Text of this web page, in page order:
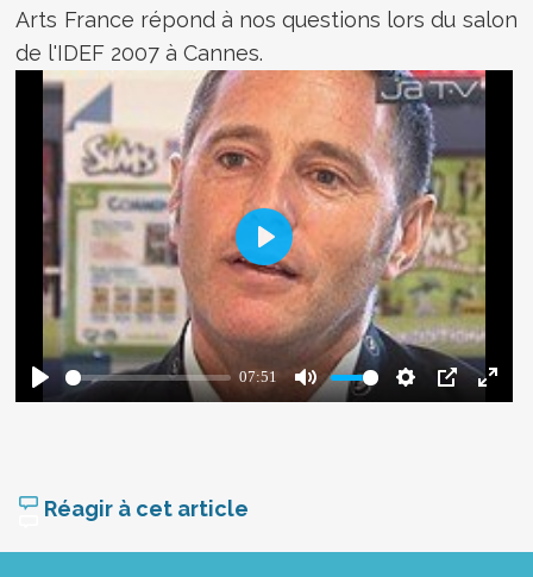
Arts France répond à nos questions lors du salon
de l'IDEF 2007 à Cannes.
Réagir à cet article